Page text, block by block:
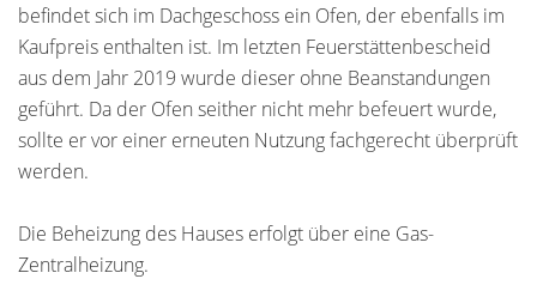
befindet sich im Dachgeschoss ein Ofen, der ebenfalls im
Kaufpreis enthalten ist. Im letzten Feuerstättenbescheid
aus dem Jahr 2019 wurde dieser ohne Beanstandungen
geführt. Da der Ofen seither nicht mehr befeuert wurde,
sollte er vor einer erneuten Nutzung fachgerecht überprüft
werden.
Die Beheizung des Hauses erfolgt über eine Gas-
Zentralheizung.